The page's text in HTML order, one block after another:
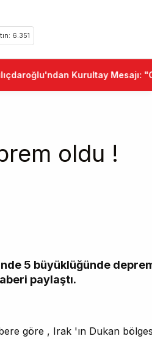
6.351
Kurultay Mesajı:
oldu !
5 büyüklüğünde
paylaştı.
göre , Irak 'ın Dukan